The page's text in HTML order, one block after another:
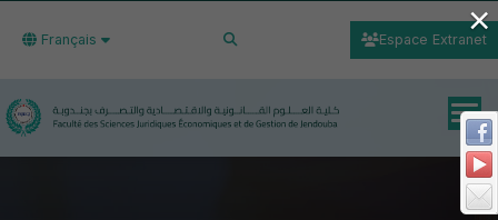
Français Espace Extranet
×